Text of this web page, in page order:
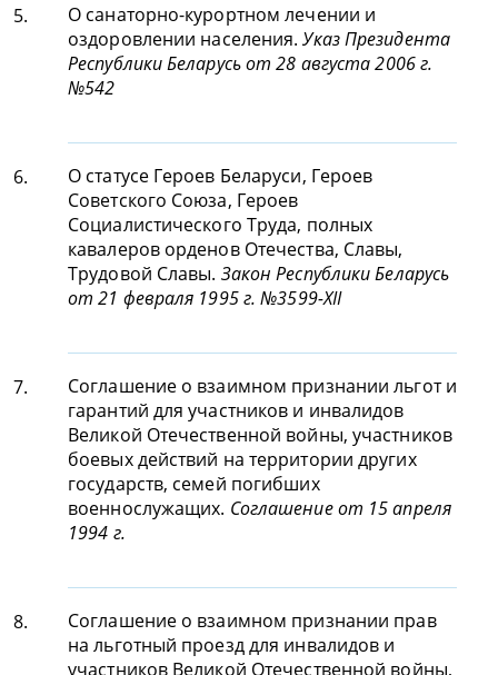
5.
О санаторно-курортном лечении и
оздоровлении населения.Указ Президента
Республики Беларусь от 28 августа 2006 г.
№542
6.
О статусе Героев Беларуси, Героев
Советского Союза, Героев
Социалистического Труда, полных
кавалеров орденов Отечества, Славы,
Трудовой Славы. Закон Республики Беларусь
от 21 февраля 1995 г. №3599-XII
7.
Соглашение о взаимном признании льгот и
гарантий для участников и инвалидов
Великой Отечественной войны, участников
боевых действий на территории других
государств, семей погибших
военнослужащих. Соглашение от 15 апреля
1994 г.
8.
Соглашение о взаимном признании прав
на льготный проезд для инвалидов и
участников Великой Отечественной войны,